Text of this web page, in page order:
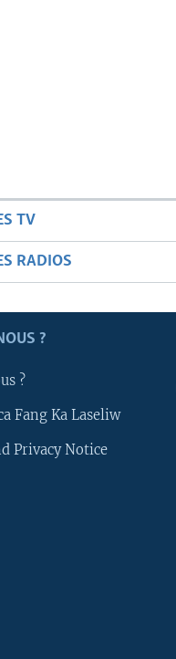
TV
RADIOS
?
?
Fang Ka Laseliw
Privacy Notice